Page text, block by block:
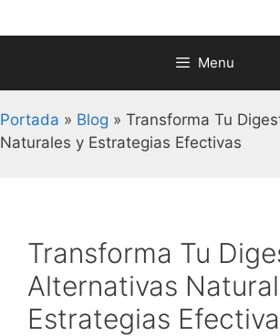
Menu
Portada » Blog » Transforma Tu
Naturales y Estrategias Efectivas
Transforma Tu
Alternativas
Estrategias